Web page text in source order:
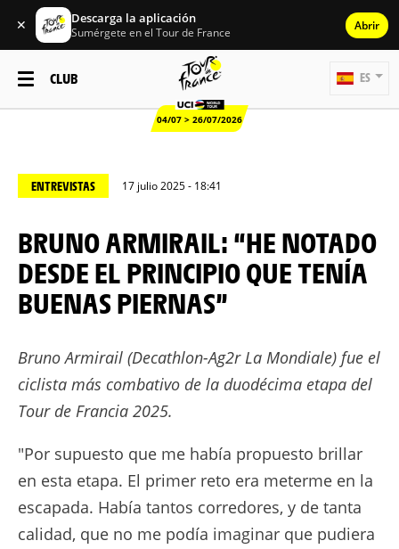
✕ Descarga la aplicación
Sumérgete en el Tour de France Abrir
CLUB
04/07 > 26/07/2026
ES
ENTREVISTAS 17 julio 2025 - 18:41
BRUNO ARMIRAIL: “HE NOTADO
DESDE EL PRINCIPIO QUE TENÍA
BUENAS PIERNAS”
Bruno Armirail (Decathlon-Ag2r La Mondiale) fue el
ciclista más combativo de la duodécima etapa del
Tour de Francia 2025.
"Por supuesto que me había propuesto brillar
en esta etapa. El primer reto era meterme en la
escapada. Había tantos corredores, y de tanta
calidad, que no me podía imaginar que pudiera